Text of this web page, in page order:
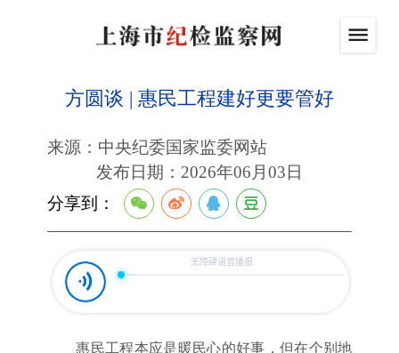
方圆谈 | 惠民工程建好更要管好
来源：中央纪委国家监委网站
发布日期：2026年06月03日
分享到：
惠民工程本应是暖民心的好事，但在个别地